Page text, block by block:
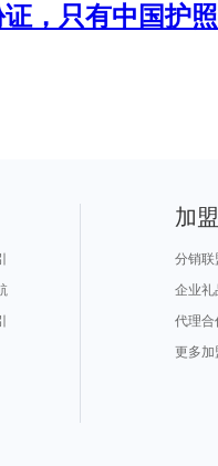
，只有中国护照
加
分销联
企业礼
代理合
更多加